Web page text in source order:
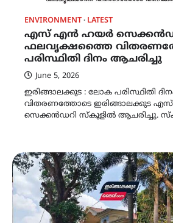
ENVIRONMENT LATEST
എസ് എൻ ഹയർ
ഫലവൃക്ഷത്തൈ
പരിസ്ഥിതി ദിനം ആചരിച്ചു
June 5, 2026
ഇരിങ്ങാലക്കുട : ലോക പരിസ്ഥിതി
വിതരണത്തോടെ ഇരിങ്ങാലക്കുട
സെക്കൻഡറി സ്കൂളിൽ ആചരിച്ചു.